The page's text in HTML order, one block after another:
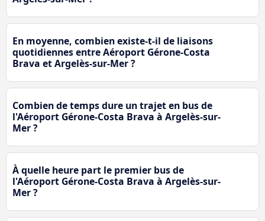
En moyenne, combien existe-t-il de liaisons
quotidiennes entre Aéroport Gérone-Costa
Brava et Argelès-sur-Mer ?
Combien de temps dure un trajet en bus de
l'Aéroport Gérone-Costa Brava à Argelès-sur-
Mer ?
À quelle heure part le premier bus de
l'Aéroport Gérone-Costa Brava à Argelès-sur-
Mer ?